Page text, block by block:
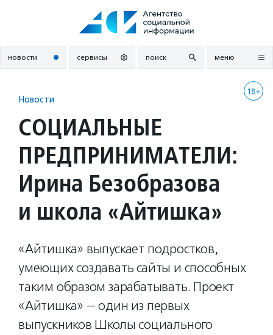
новости сервисы поиск меню
18+
Новости
СОЦИАЛЬНЫЕ
ПРЕДПРИНИМАТЕЛИ:
Ирина Безобразова
и школа «Айтишка»
«Айтишка» выпускает подростков,
умеющих создавать сайты и способных
таким образом зарабатывать. Проект
«Айтишка» — один из первых
выпускников Школы социального